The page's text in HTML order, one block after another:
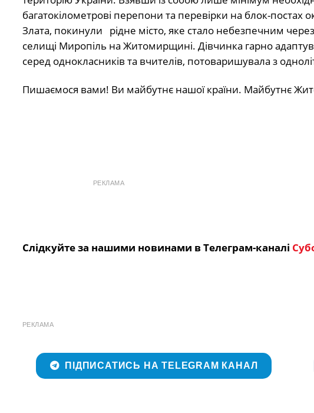
багатокілометрові перепони та перевірки на блок-постах
Злата, покинули рідне місто, яке стало небезпечним
селищі Миропіль на Житомирщині. Дівчинка гарно
серед однокласників та вчителів, потоваришувала з
Пишаємося вами! Ви майбутнє нашої країни. Майбутнє
РЕКЛАМА
Слідкуйте за нашими новинами в Телеграм-каналі
РЕКЛАМА
ПІДПИСАТИСЬ НА TELEGRAM КАНАЛ